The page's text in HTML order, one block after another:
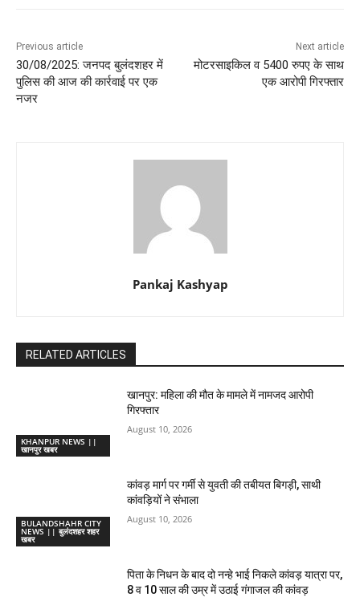
Previous article
30/08/2025: जनपद बुलंदशहर में
पुलिस की आज की कार्रवाई पर एक
नजर
Next article
मोटरसाइकिल व 5400 रुपए के साथ
एक आरोपी गिरफ्तार
Pankaj Kashyap
RELATED ARTICLES
KHANPUR NEWS ||
खानपुर खबर
खानपुर: महिला की मौत के मामले में नामजद आरोपी
गिरफ्तार
August 10, 2026
BULANDSHAHR CITY
NEWS || बुलंदशहर शहर
खबर
कांवड़ मार्ग पर गर्मी से युवती की तबीयत बिगड़ी, साथी
कांवड़ियों ने संभाला
August 10, 2026
पिता के निधन के बाद दो नन्हे भाई निकले कांवड़ यात्रा पर,
8 व 10 साल की उम्र में उठाई गंगाजल की कांवड़